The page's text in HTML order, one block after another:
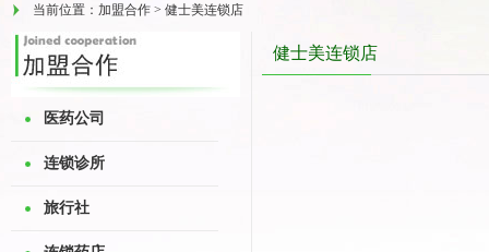
当前位置：加盟合作 > 健士美连锁店
医药公司
连锁诊所
旅行社
健士美连锁店